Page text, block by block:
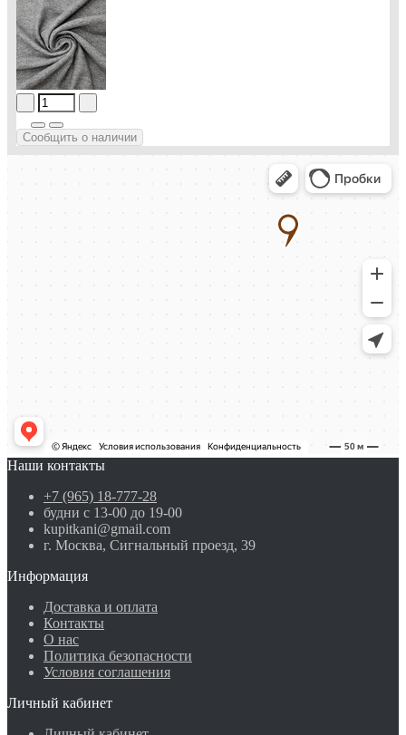
Сообщить о наличии
Наши контакты
+7 (965) 18-777-28
будни с 13-00 до 19-00
kupitkani@gmail.com
г. Москва, Сигнальный проезд, 39
Информация
Доставка и оплата
Контакты
О нас
Политика безопасности
Условия соглашения
Личный кабинет